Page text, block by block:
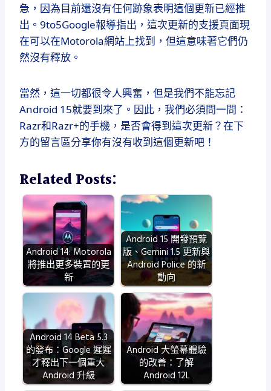
急，因為目前還沒有任何跡象表明這個更新已經推
出。9to5Google報導指出，這次更新的支援頁面現
在可以在Motorola網站上找到，但這意味著它們仍
然沒有釋放。
當然，這一切都很令人興奮，但是我們不能忘記
Android 15就要到來了。因此，我們必須問一問：
Razr和Razr+的手機，是否會得到這次更新？在下
方的留言區分享你有沒有收到這個更新吧！
Related Posts:
Android 14: Motorola
將推出更多裝置的更
新
Android 15 開發預覽
版、Gemini 1.5 更新與
Android Police 的新
動向
Android 14 Beta 5.3
的發布：Google 遲遲
才釋出下一個重大
Android 升級
Android 大螢幕體驗
的改善：了解
Android 12L